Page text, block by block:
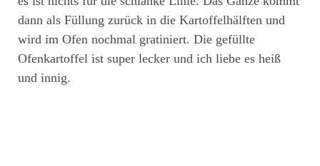
dann als Füllung zurück in die Kartoffelhälften und
wird im Ofen nochmal gratiniert. Die gefüllte
Ofenkartoffel ist super lecker und ich liebe es heiß
und innig.